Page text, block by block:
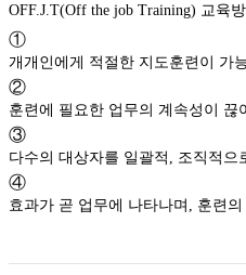
OFF.J.T(Off the job Training) 교육
①
개개인에게 적절한 지도훈련이 가
②
훈련에 필요한 업무의 계속성이 끊
③
다수의 대상자를 일괄적, 조직적으
④
효과가 곧 업무에 나타나며, 훈련